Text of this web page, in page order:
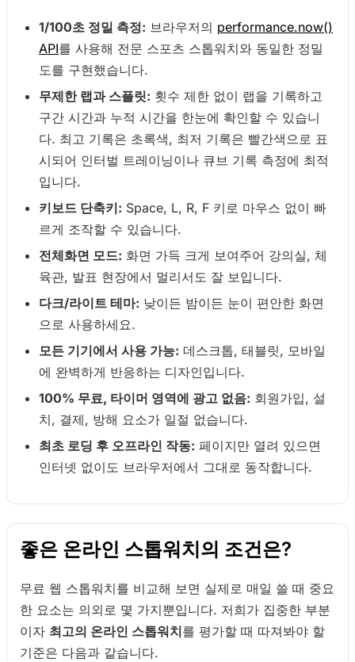
1/100초 정밀 측정: 브라우저의 performance.now()
API를 사용해 전문 스포츠 스톱워치와 동일한 정밀
도를 구현했습니다.
무제한 랩과 스플릿: 횟수 제한 없이 랩을 기록하고
구간 시간과 누적 시간을 한눈에 확인할 수 있습니
다. 최고 기록은 초록색, 최저 기록은 빨간색으로 표
시되어 인터벌 트레이닝이나 큐브 기록 측정에 최적
입니다.
키보드 단축키: Space, L, R, F 키로 마우스 없이 빠
르게 조작할 수 있습니다.
전체화면 모드: 화면 가득 크게 보여주어 강의실, 체
육관, 발표 현장에서 멀리서도 잘 보입니다.
다크/라이트 테마: 낮이든 밤이든 눈이 편안한 화면
으로 사용하세요.
모든 기기에서 사용 가능: 데스크톱, 태블릿, 모바일
에 완벽하게 반응하는 디자인입니다.
100% 무료, 타이머 영역에 광고 없음: 회원가입, 설
치, 결제, 방해 요소가 일절 없습니다.
최초 로딩 후 오프라인 작동: 페이지만 열려 있으면
인터넷 없이도 브라우저에서 그대로 동작합니다.
좋은 온라인 스톱워치의 조건은?
무료 웹 스톱워치를 비교해 보면 실제로 매일 쓸 때 중요
한 요소는 의외로 몇 가지뿐입니다. 저희가 집중한 부분
이자 최고의 온라인 스톱워치를 평가할 때 따져봐야 할
기준은 다음과 같습니다.